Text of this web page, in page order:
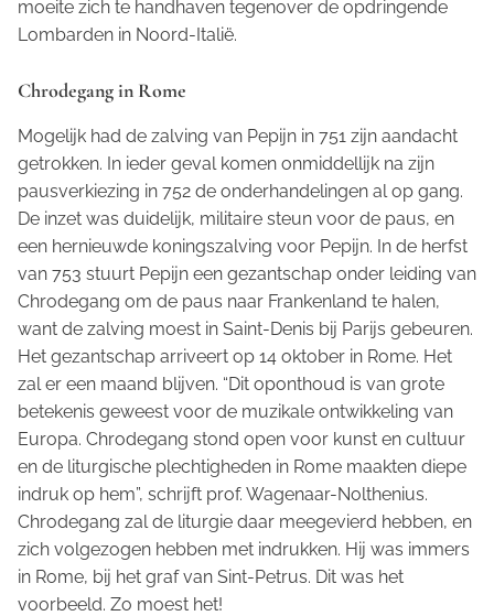
moeite zich te handhaven tegenover de opdringende
Lombarden in Noord-Italië.
Chrodegang in Rome
Mogelijk had de zalving van Pepijn in 751 zijn aandacht
getrokken. In ieder geval komen onmiddellijk na zijn
pausverkiezing in 752 de onderhandelingen al op gang.
De inzet was duidelijk, militaire steun voor de paus, en
een hernieuwde koningszalving voor Pepijn. In de herfst
van 753 stuurt Pepijn een gezantschap onder leiding van
Chrodegang om de paus naar Frankenland te halen,
want de zalving moest in Saint-Denis bij Parijs gebeuren.
Het gezantschap arriveert op 14 oktober in Rome. Het
zal er een maand blijven. “Dit oponthoud is van grote
betekenis geweest voor de muzikale ontwikkeling van
Europa. Chrodegang stond open voor kunst en cultuur
en de liturgische plechtigheden in Rome maakten diepe
indruk op hem”, schrijft prof. Wagenaar-Nolthenius.
Chrodegang zal de liturgie daar meegevierd hebben, en
zich volgezogen hebben met indrukken. Hij was immers
in Rome, bij het graf van Sint-Petrus. Dit was het
voorbeeld. Zo moest het!